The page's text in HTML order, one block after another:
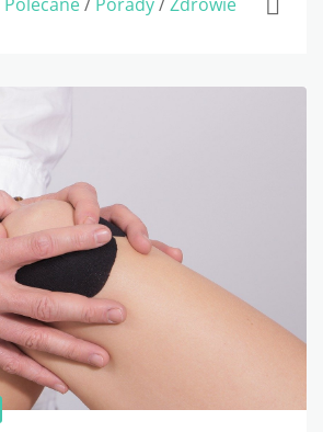
Polecane/ Porady/ Zdrowie